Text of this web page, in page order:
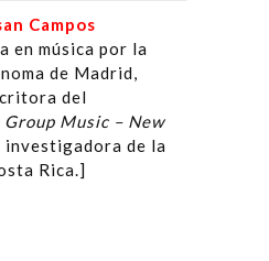
Campos
en música por la
de Madrid,
del
Music – New
investigadora de la
Rica.]